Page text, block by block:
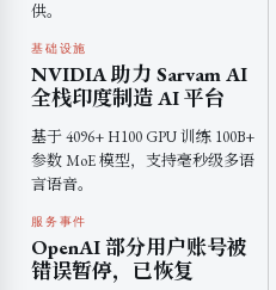
供。
基础设施
NVIDIA 助力 Sarvam AI
全栈印度制造 AI 平台
基于 4096+ H100 GPU 训练 100B+
参数 MoE 模型，支持毫秒级多语
言语音。
服务事件
OpenAI 部分用户账号被
错误暂停，已恢复